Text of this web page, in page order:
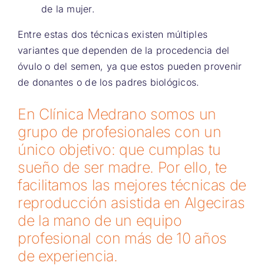
de la mujer.
Entre estas dos técnicas existen múltiples
variantes que dependen de la procedencia del
óvulo o del semen, ya que estos pueden provenir
de donantes o de los padres biológicos.
En Clínica Medrano somos un
grupo de profesionales con un
único objetivo: que cumplas tu
sueño de ser madre. Por ello, te
facilitamos las mejores técnicas de
reproducción asistida en Algeciras
de la mano de un equipo
profesional con más de 10 años
de experiencia.